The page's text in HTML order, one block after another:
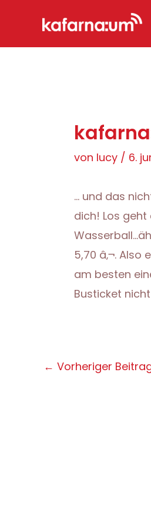
springen
von lucy / 6.
… und das
dich! Los
5,70 â‚¬.
am besten
Busticket
Post
← Vorheriger